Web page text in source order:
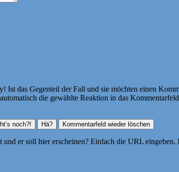
das Gegenteil der Fall und sie möchten einen
die gewählte Reaktion in das
er soll hier erscheinen? Einfach die URL